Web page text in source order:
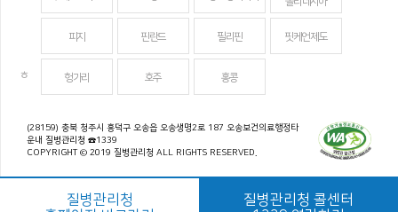
피지 핀란드 필리핀 핏케언 제도
ㅎ 헝가리 호주 홍콩
(28159) 충북 청주시 흥덕구 오송읍 오송생명2로 187 오송보건의료행정타
운내 질병관리청 ☎1339
COPYRIGHT © 2019 질병관리청 ALL RIGHTS RESERVED.
질병관리청
질병관리청 콜센터